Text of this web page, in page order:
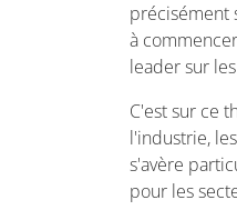
précisément
à
leader sur
C'est sur ce
l'industrie,
s'avère
pour les